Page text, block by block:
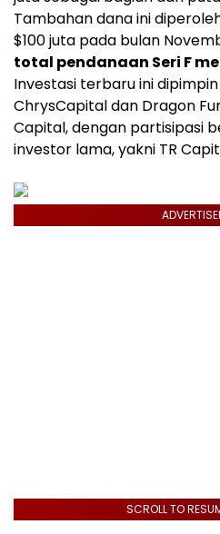
Tambahan dana ini
$100juta pada bulan
total pendanaan Seri F
Investasi terbaru ini
ChrysCapital dan Dragon
Capital, dengan partisipasi
investor lama, yakni TR
SCROLL TO